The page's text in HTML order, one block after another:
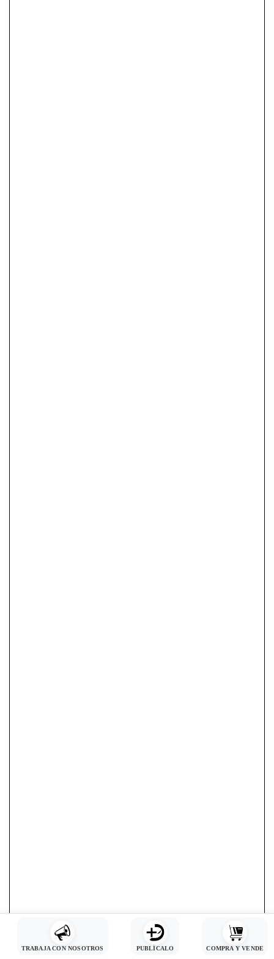
TRABAJA CON NOSOTROS PUBLÍCALO COMPRA Y VENDE